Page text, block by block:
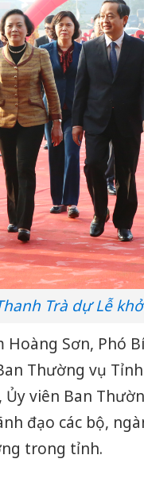
Trà dự Lễ
Hoàng Sơn, Phó
Thường vụ
viên Ban
đạo các bộ,
trong tỉnh.